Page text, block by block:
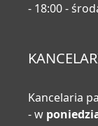
- 18:00 -
Kancelaria
- w